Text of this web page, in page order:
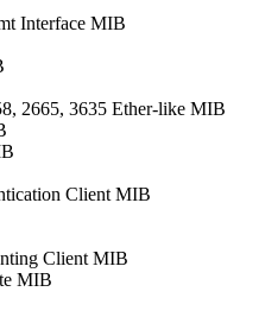
Interface MIB
2665, 3635 Ether-like MIB
Client MIB
Client MIB
MIB